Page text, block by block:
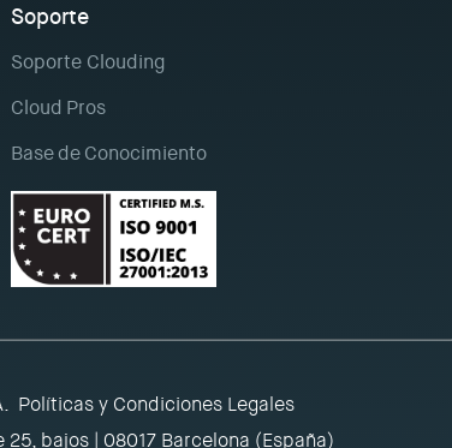
Soporte
Soporte Clouding
Cloud Pros
Base de Conocimiento
Políticas y Condiciones Legales
bajos | 08017 Barcelona (España)